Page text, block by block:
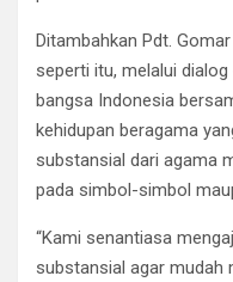
Ditambahkan Pdt.
seperti itu, melalui
bangsa Indonesia
kehidupan beragama
substansial dari agama
pada simbol-simbol
“Kami senantiasa
substansial agar mudah